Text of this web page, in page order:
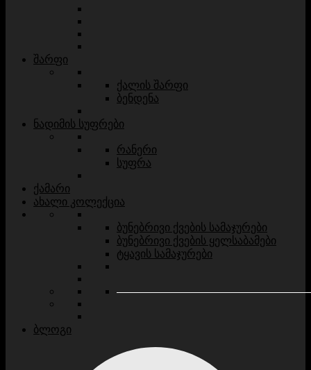
შარფი
ქალის შარფი
ბენდენა
ნადიმის სუფრები
რანერი
სუფრა
ქამარი
ახალი კოლექცია
ბუნებრივი ქვების სამაჯურები
ბუნებრივი ქვების ყელსაბამები
ტყავის სამაჯურები
ბლოგი